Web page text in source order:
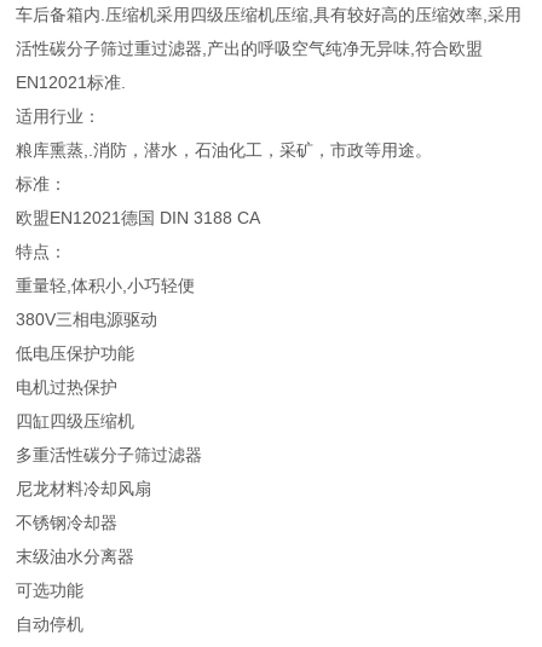
车后备箱内.压缩机采用四级压缩机压缩,具有较好高的压缩效率,采用
活性碳分子筛过重过滤器,产出的呼吸空气纯净无异味,符合欧盟
EN12021标准.
适用行业：
粮库熏蒸,.消防，潜水，石油化工，采矿，市政等用途。
标准：
欧盟EN12021德国 DIN 3188 CA
特点：
重量轻,体积小,小巧轻便
380V三相电源驱动
低电压保护功能
电机过热保护
四缸四级压缩机
多重活性碳分子筛过滤器
尼龙材料冷却风扇
不锈钢冷却器
末级油水分离器
可选功能
自动停机